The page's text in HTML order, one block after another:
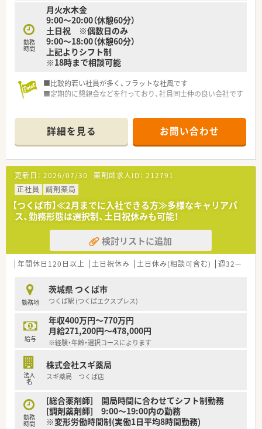
勤務
時間
月火水木金
9:00～20:00（休憩60分）
土日祝 ※偶数日のみ
9:00～18:00（休憩60分）
上記よりシフト制
※18時まで相談可能
■比較的若い社員が多く、フラットな社風です
■定期的に懇親会などを行っており、社員同士仲の良い会社です
詳細を見る お問い合わせ
更新日： 2026/07/30 薬剤師求人ID： 212791
正社員
調剤薬局
【つくば市】≪2月までに入社できる方≫多様なキャリアパ
ス、勤務形態は選択制、土日祝休みも可能！
検討リストに追加
年間休日120日以上 土日祝休み 土日休み(相談可含む) 週32h以上
勤務地
茨城県 つくば市
つくば駅 (つくばエクスプレス)
給与
年収400万円～770万円
月給271,200円～478,000円
※経験・年齢・選択コースによります
法人
名
株式会社スギ薬局
スギ薬局 つくば店
勤務
時間
[総合薬剤師] 開局時間に合わせてシフト制勤務
[調剤薬剤師] 9:00～19:00内の勤務
※変形労働時間制(実働1日平均8時間勤務)